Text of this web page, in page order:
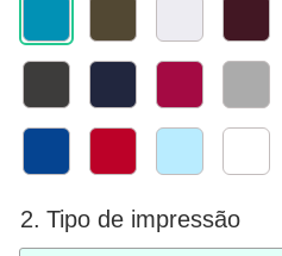
2. Tipo de impressão